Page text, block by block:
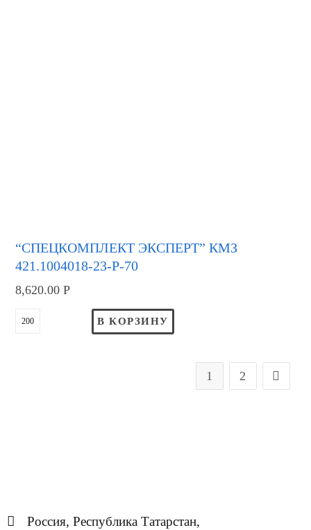
“СПЕЦКОМПЛЕКТ ЭКСПЕРТ” КМЗ
421.1004018-23-Р-70
8,620.00Р
В КОРЗИНУ
1 2
Россия, Республика Татарстан,